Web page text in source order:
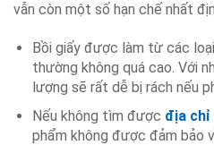
vẫn còn một số hạn chế nhất
Bồi giấy được làm từ các
thường không quá cao. Với
lượng sẽ rất dễ bị rách nếu
Nếu không tìm được địa chỉ
phẩm không được đảm bảo